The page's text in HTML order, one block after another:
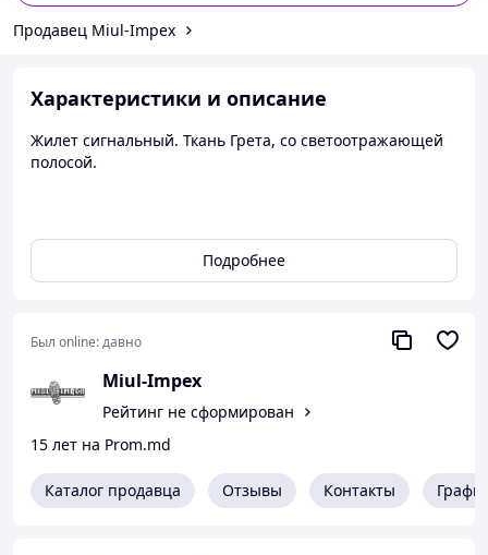
Продавец Miul-Impex
Характеристики и описание
Жилет сигнальный. Ткань Грета, со светоотражающей
полосой.
Подробнее
Был online:давно
Miul-Impex
Рейтинг не сформирован
15 лет на Prom.md
Каталог продавца Отзывы Контакты